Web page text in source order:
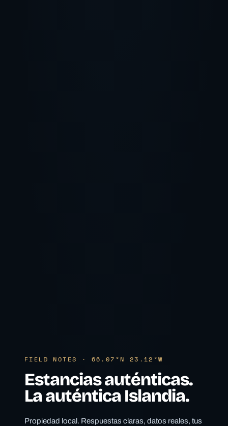
FIELD NOTES · 66.07°N 23.12°W
Estancias auténticas.
La auténtica Islandia.
Propiedad local. Respuestas claras, datos reales, tus